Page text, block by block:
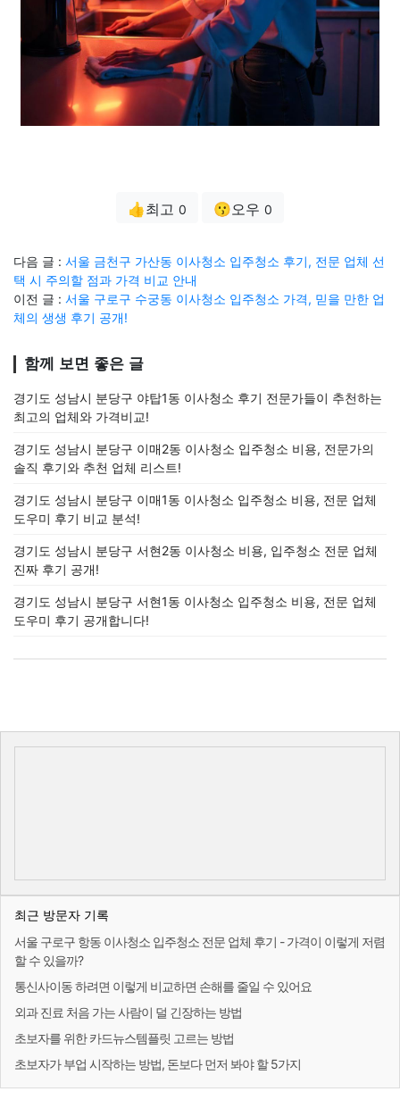
👍최고 0 😗오우 0
다음 글 : 서울 금천구 가산동 이사청소 입주청소 후기, 전문 업체 선
택 시 주의할 점과 가격 비교 안내
이전 글 : 서울 구로구 수궁동 이사청소 입주청소 가격, 믿을 만한 업
체의 생생 후기 공개!
함께 보면 좋은 글
경기도 성남시 분당구 야탑1동 이사청소 후기 전문가들이 추천하는
최고의 업체와 가격비교!
경기도 성남시 분당구 이매2동 이사청소 입주청소 비용, 전문가의
솔직 후기와 추천 업체 리스트!
경기도 성남시 분당구 이매1동 이사청소 입주청소 비용, 전문 업체
도우미 후기 비교 분석!
경기도 성남시 분당구 서현2동 이사청소 비용, 입주청소 전문 업체
진짜 후기 공개!
경기도 성남시 분당구 서현1동 이사청소 입주청소 비용, 전문 업체
도우미 후기 공개합니다!
최근 방문자 기록
서울 구로구 항동 이사청소 입주청소 전문 업체 후기 - 가격이 이렇게 저렴
할 수 있을까?
통신사이동 하려면 이렇게 비교하면 손해를 줄일 수 있어요
외과 진료 처음 가는 사람이 덜 긴장하는 방법
초보자를 위한 카드뉴스템플릿 고르는 방법
초보자가 부업 시작하는 방법, 돈보다 먼저 봐야 할 5가지